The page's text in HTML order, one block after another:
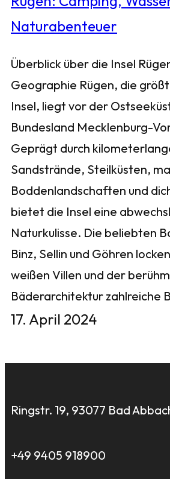
Überblick über die Insel
Geographie Rügen, die
Insel, liegt vor der
Bundesland Mecklenburg-
Geprägt durch
Sandstrände, Steilküsten,
Boddenlandschaften und
bietet die Insel eine
Naturkulisse. Die beliebten
Binz, Sellin und Göhren
weißen Villen und der
Bäderarchitektur zahlreiche
17. April 2024
Ringstr. 19, 93077 Bad
+49 9405 918900